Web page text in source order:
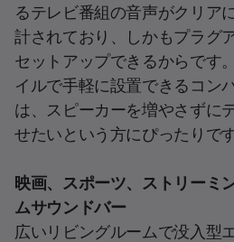
るテレビ番組の音声がクリア
計されており、しかもプラグ
セットアップできるからです
イルで手軽に設置できるコン
は、スピーカーを増やさずに
せたいという方にぴったりで
映画、スポーツ、ストリーミ
ムサウンドバー
広いリビングルームで没入型